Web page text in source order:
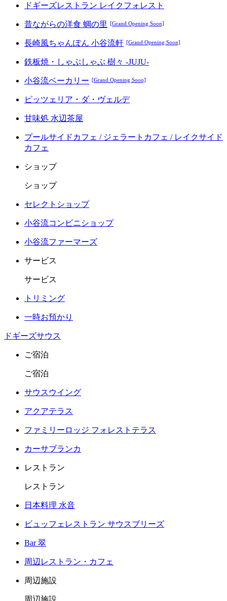
ドギーズレストラン レイクフォレスト
昔ながらの洋食 蜩の里 [Grand Opening Soon]
長崎風ちゃんぽん 小谷流軒 [Grand Opening Soon]
鉄板焼・しゃぶしゃぶ 樹々 -JUJU-
小谷流ベーカリー [Grand Opening Soon]
ピッツェリア・ダ・ヴェルデ
甘味処 水辺茶屋
プールサイドカフェ / ジェラートカフェ / レイクサイド
カフェ
ショップ
ショップ
セレクトショップ
小谷流コンビニショップ
小谷流ファーマーズ
サービス
サービス
トリミング
一時お預かり
ドギーズサウス
ご宿泊
ご宿泊
サウスウイング
アクアテラス
ファミリーロッジ フォレストテラス
カーサブランカ
レストラン
レストラン
日本料理 水音
ビュッフェレストラン サウスブリーズ
Bar 翠
周辺レストラン・カフェ
周辺施設
周辺施設